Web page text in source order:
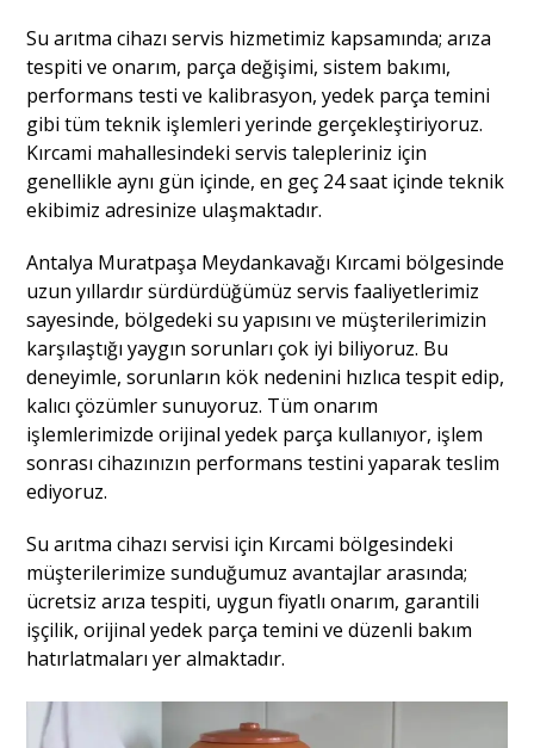
Su arıtma cihazı servis hizmetimiz kapsamında; arıza
tespiti ve onarım, parça değişimi, sistem bakımı,
performans testi ve kalibrasyon, yedek parça temini
gibi tüm teknik işlemleri yerinde gerçekleştiriyoruz.
Kırcami mahallesindeki servis talepleriniz için
genellikle aynı gün içinde, en geç 24 saat içinde teknik
ekibimiz adresinize ulaşmaktadır.
Antalya Muratpaşa Meydankavağı Kırcami bölgesinde
uzun yıllardır sürdürdüğümüz servis faaliyetlerimiz
sayesinde, bölgedeki su yapısını ve müşterilerimizin
karşılaştığı yaygın sorunları çok iyi biliyoruz. Bu
deneyimle, sorunların kök nedenini hızlıca tespit edip,
kalıcı çözümler sunuyoruz. Tüm onarım
işlemlerimizde orijinal yedek parça kullanıyor, işlem
sonrası cihazınızın performans testini yaparak teslim
ediyoruz.
Su arıtma cihazı servisi için Kırcami bölgesindeki
müşterilerimize sunduğumuz avantajlar arasında;
ücretsiz arıza tespiti, uygun fiyatlı onarım, garantili
işçilik, orijinal yedek parça temini ve düzenli bakım
hatırlatmaları yer almaktadır.